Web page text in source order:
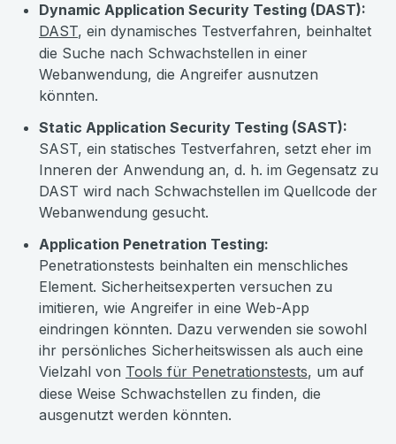
Dynamic Application Security Testing (DAST):
DAST, ein dynamisches Testverfahren, beinhaltet
die Suche nach Schwachstellen in einer
Webanwendung, die Angreifer ausnutzen
könnten.
Static Application Security Testing (SAST):
SAST, ein statisches Testverfahren, setzt eher im
Inneren der Anwendung an, d. h. im Gegensatz zu
DAST wird nach Schwachstellen im Quellcode der
Webanwendung gesucht.
Application Penetration Testing:
Penetrationstests beinhalten ein menschliches
Element. Sicherheitsexperten versuchen zu
imitieren, wie Angreifer in eine Web-App
eindringen könnten. Dazu verwenden sie sowohl
ihr persönliches Sicherheitswissen als auch eine
Vielzahl von Tools für Penetrationstests, um auf
diese Weise Schwachstellen zu finden, die
ausgenutzt werden könnten.